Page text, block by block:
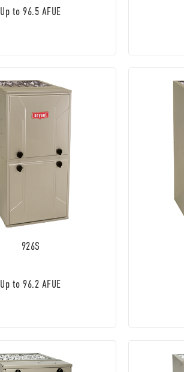
Up to 96.5 AFUE
926S
Up to 96.2 AFUE